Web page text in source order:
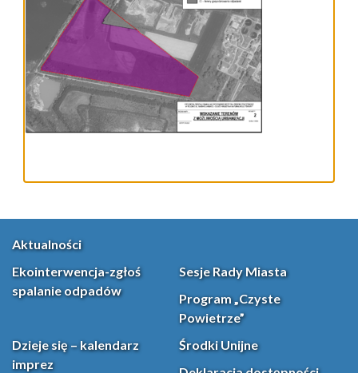
Aktualności
Ekointerwencja-zgłoś
spalanie odpadów
Sesje Rady Miasta
Program „Czyste
Powietrze”
Dzieje się – kalendarz
imprez
Środki Unijne